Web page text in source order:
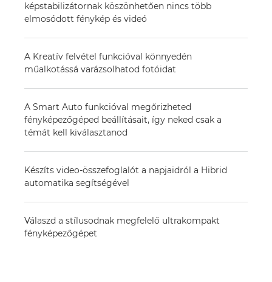
képstabilizátornak köszönhetően nincs több
elmosódott fénykép és videó
A Kreatív felvétel funkcióval könnyedén
műalkotássá varázsolhatod fotóidat
A Smart Auto funkcióval megőrizheted
fényképezőgéped beállításait, így neked csak a
témát kell kiválasztanod
Készíts video-összefoglalót a napjaidról a Hibrid
automatika segítségével
Válaszd a stílusodnak megfelelő ultrakompakt
fényképezőgépet